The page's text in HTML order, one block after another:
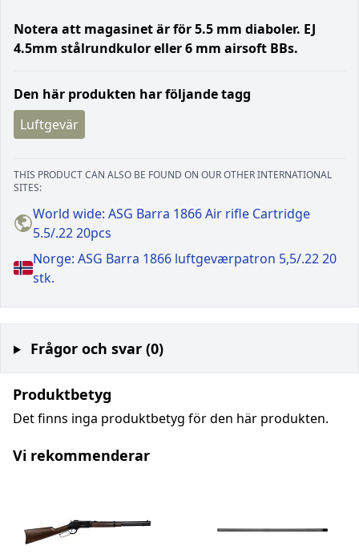
Notera att magasinet är för 5.5 mm diaboler. EJ
4.5mm stålrundkulor eller 6 mm airsoft BBs.
Den här produkten har följande tagg
Luftgevär
THIS PRODUCT CAN ALSO BE FOUND ON OUR OTHER INTERNATIONAL
SITES:
World wide: ASG Barra 1866 Air rifle Cartridge
5.5/.22 20pcs
Norge: ASG Barra 1866 luftgeværpatron 5,5/.22 20
stk.
Frågor och svar (0)
Produktbetyg
Det finns inga produktbetyg för den här produkten.
Vi rekommenderar